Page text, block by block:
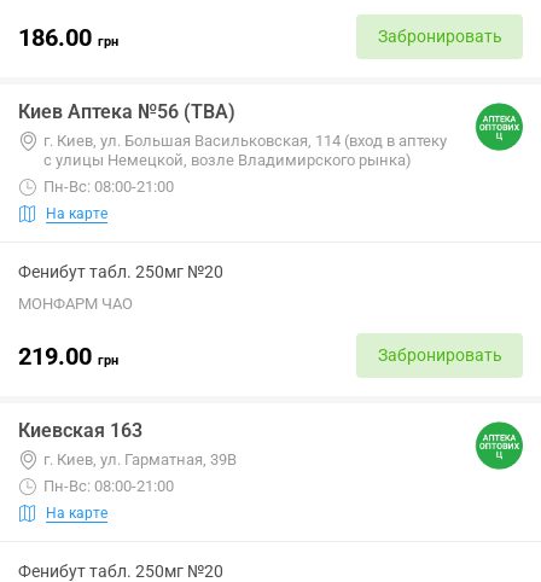
186.00 грн Забронировать
Киев Аптека №56 (ТВА)
г. Киев, ул. Большая Васильковская, 114 (вход в аптеку
с улицы Немецкой, возле Владимирского рынка)
Пн-Вс: 08:00-21:00
На карте
Фенибут табл. 250мг №20
МОНФАРМ ЧАО
219.00 грн Забронировать
Киевская 163
г. Киев, ул. Гарматная, 39В
Пн-Вс: 08:00-21:00
На карте
Фенибут табл. 250мг №20